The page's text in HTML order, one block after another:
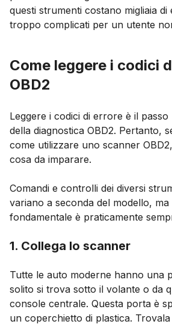
questi strumenti costano migliaia di
troppo complicati per un utente
Come leggere i codici
OBD2
Leggere i codici di errore è il
della diagnostica OBD2. Pertanto,
come utilizzare uno scanner
cosa da imparare.
Comandi e controlli dei diversi
variano a seconda del modello,
fondamentale è praticamente
1. Collega lo scanner
Tutte le auto moderne hanno una
solito si trova sotto il volante o da
console centrale. Questa porta è
un coperchietto di plastica.